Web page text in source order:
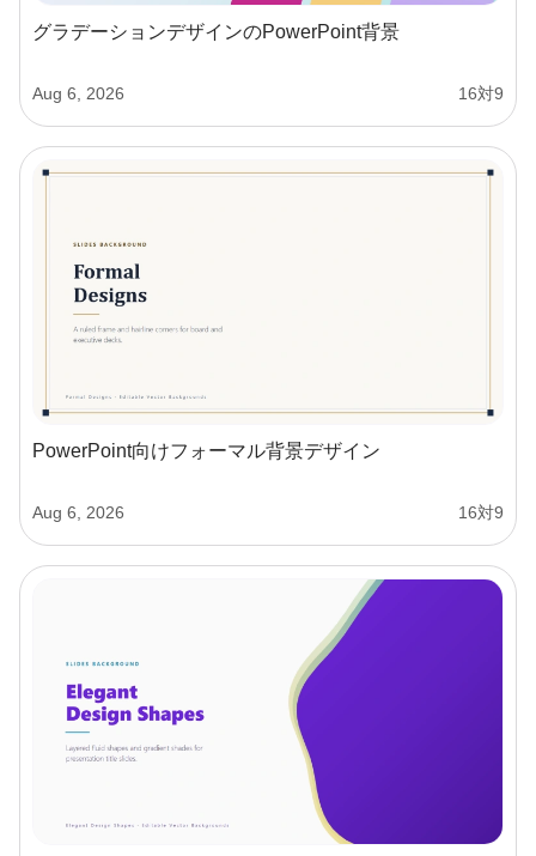
グラデーションデザインのPowerPoint背景
Aug 6, 2026 16対9
PowerPoint向けフォーマル背景デザイン
Aug 6, 2026 16対9